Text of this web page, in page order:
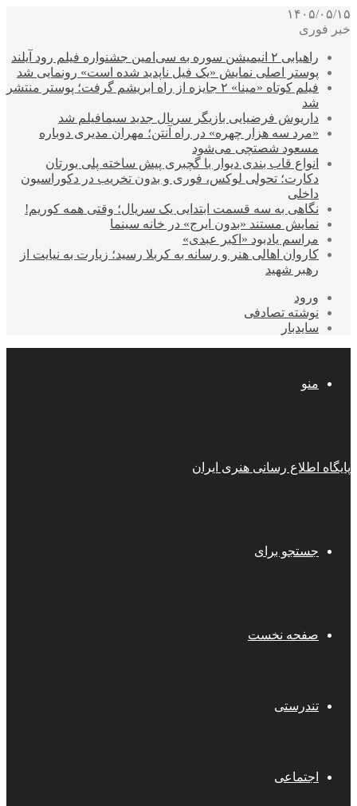
۱۴۰۵/۰۵/۱۵
خبر فوری
راهیابی ۲ انیمیشن سوره به سی‌امین جشنواره فیلم رود آیلند
پوستر اصلی نمایش «یک فیل ناپدید شده است» رونمایی شد
فیلم کوتاه «مینا» ۲ جایزه از راه ابریشم گرفت؛ پوستر منتشر
شد
داریوش فرضیایی بازیگر سریال جدید سیمافیلم شد
«مرد سه هزار چهره» در راه آنتن؛ مهران مدیری دوباره
مسعود شصتچی می‌شود
انواع قاب بندی دیوار با گچبری پیش ساخته پلی یورتان
دکارت؛ تحولی لوکس، فوری و بدون تخریب در دکوراسیون
داخلی
نگاهی به سه قسمت ابتدایی یک سریال؛ وقتی همه کوریم!
نمایش مستند «بدون ایرج» در خانه سینما
مراسم یادبود «اکبر عبدی»
کاروان اهالی هنر و رسانه به کربلا رسید؛ زیارت به نیایت از
رهبر شهید
ورود
نوشته تصادفی
سایدبار
منو
پایگاه اطلاع رسانی هنری ایران
جستجو برای
صفحه نخست
تندرستی
اجتماعی